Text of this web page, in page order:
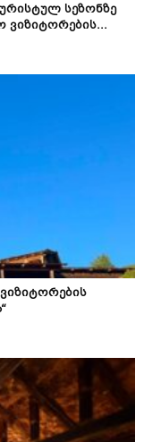
სეზონზე